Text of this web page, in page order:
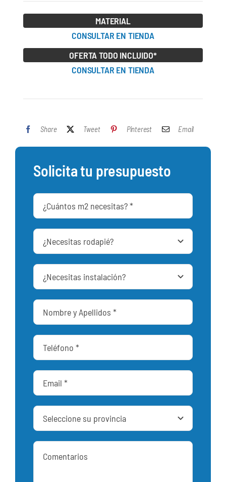
MATERIAL
CONSULTAR EN TIENDA
OFERTA TODO INCLUIDO*
CONSULTAR EN TIENDA
Share Tweet Pinterest Email
Solicita tu presupuesto